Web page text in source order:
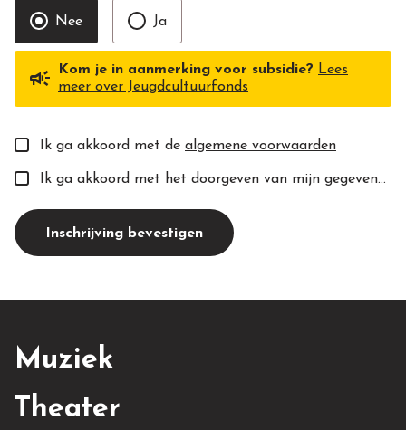
Nee Ja
campaign Kom je in aanmerking voor subsidie? Lees
meer over Jeugdcultuurfonds
Ik ga akkoord met de algemene voorwaarden
Ik ga akkoord met het doorgeven van mijn gegevens aan de toekomstige docent(e).
Inschrijving bevestigen
Muziek
Theater